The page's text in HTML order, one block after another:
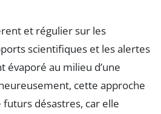
et régulier sur les
scientifiques et les alertes
évaporé au milieu d’une
cette approche
désastres, car elle